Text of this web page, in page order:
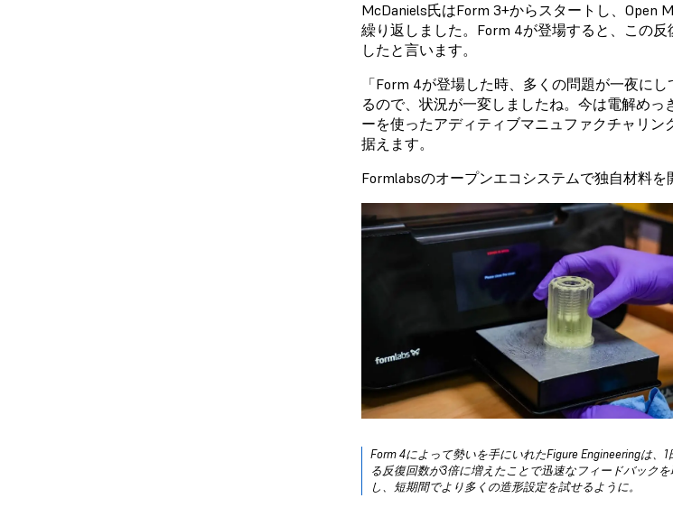
McDaniels氏はForm 3+からスタートし、Open
繰り返しました。Form 4が登場すると、この
したと言います。
「Form 4が登場した時、多くの問題が一夜に
るので、状況が一変しましたね。今は電解め
ーを使ったアディティブマニュファクチャリ
据えます。
Formlabsのオープンエコシステムで独自材料を
Form 4によって勢いを手にいれたFigure Engineeringは、1
る反復回数が3倍に増えたことで迅速なフィードバック
し、短期間でより多くの造形設定を試せるように。